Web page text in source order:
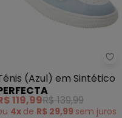
- Tênis Casual
(Azul) em Sintético
119,99R$ 139,99
4x de R$ 29,99 sem juros